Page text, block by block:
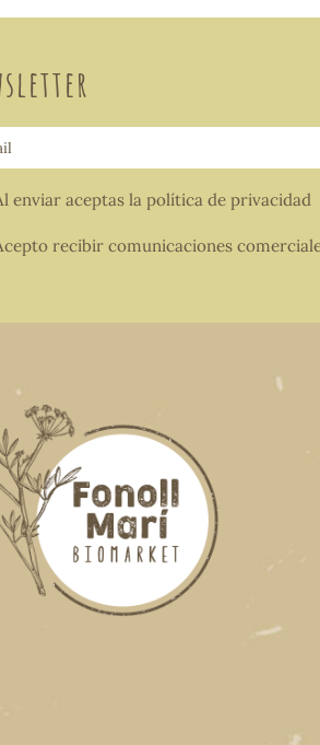
enviar aceptas la política de privacidad
recibir comunicaciones